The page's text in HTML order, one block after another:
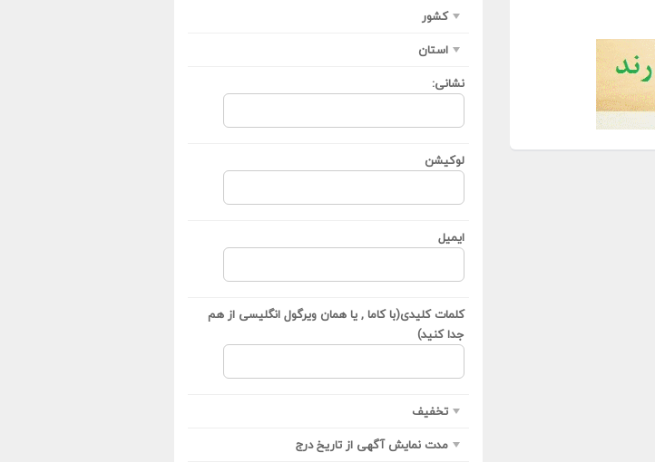
کشور
استان
نشانی:
لوکیشن
ایمیل
کلمات کلیدی(با کاما , یا همان ویرگول انگلیسی از هم
جدا کنید)
تخفیف
مدت نمایش آگهی از تاریخ درج